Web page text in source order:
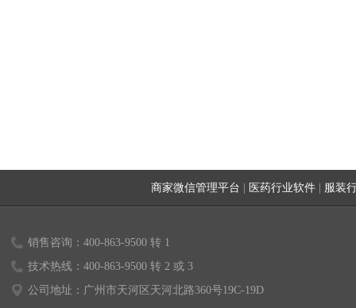
商家微信管理平台 医药行业软件| 服装
销售咨询：400-863-9500 转 1
技术热线：400-863-9500 转 2 或 3
公司地址：广州市天河区天河北路360号19C-19D